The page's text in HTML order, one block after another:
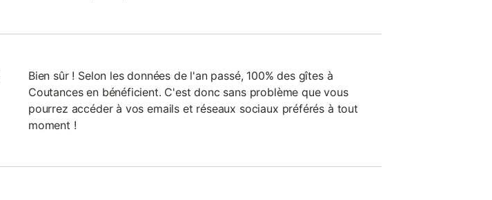
Bien sûr ! Selon les données de l'an passé, 100% des gîtes à
Coutances en bénéficient. C'est donc sans problème que vous
pourrez accéder à vos emails et réseaux sociaux préférés à tout
moment !